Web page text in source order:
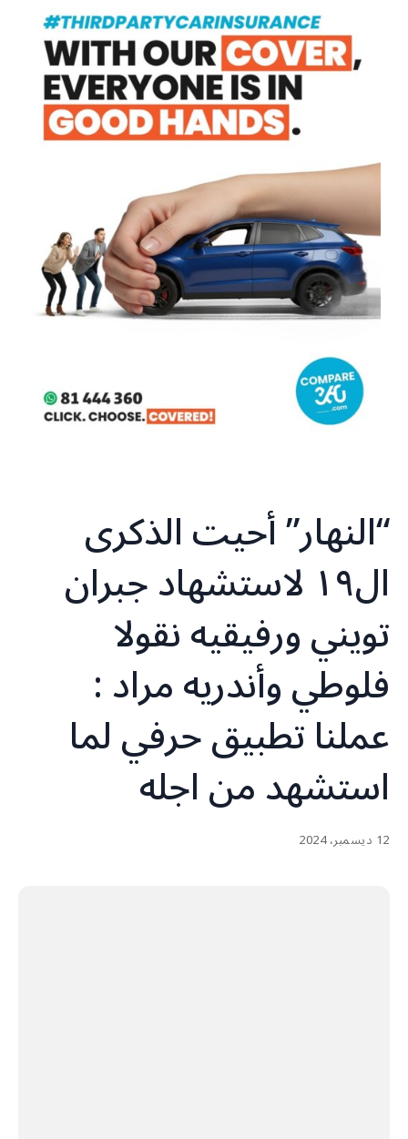
“النهار” أحيت الذكرى
ال١٩ لاستشهاد جبران
تويني ورفيقيه نقولا
فلوطي وأندريه مراد :
عملنا تطبيق حرفي لما
استشهد من اجله
12 ديسمبر، 2024